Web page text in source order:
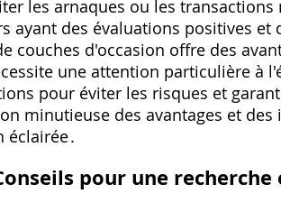
les arnaques ou les
ayant des évaluations positives et
couches d'occasion offre des
une attention particulière à
pour éviter les risques et
minutieuse des avantages et
éclairée․
pour une